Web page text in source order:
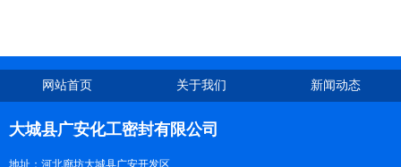
网站首页 关于我们 新闻动态
大城县广安化工密封有限公司
地址：河北廊坊大城县广安开发区